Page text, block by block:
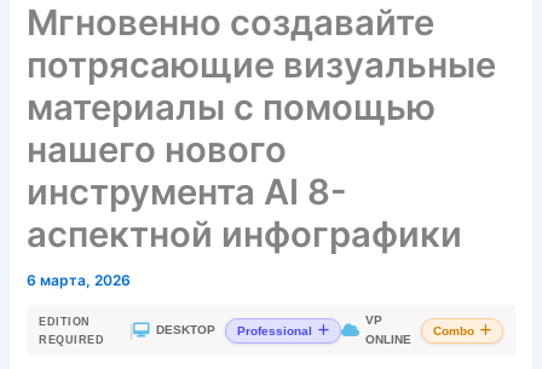
Мгновенно создавайте
потрясающие визуальные
материалы с помощью
нашего нового
инструмента AI 8-
аспектной инфографики
6 марта, 2026
EDITION
REQUIRED
DESKTOP Professional
VP
ONLINE
Combo